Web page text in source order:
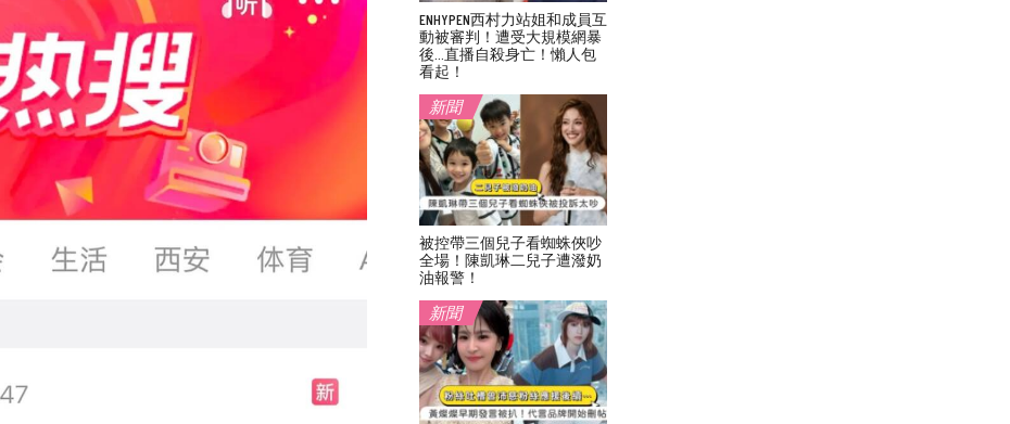
ENHYPEN西村力站姐和成員互
動被審判！遭受大規模網暴
後…直播自殺身亡！懶人包
看起！
新聞
被控帶三個兒子看蜘蛛俠吵
全場！陳凱琳二兒子遭潑奶
油報警！
新聞